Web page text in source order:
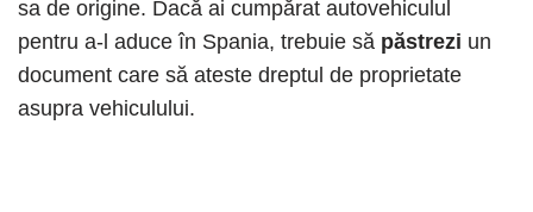
sa de origine. Dacă ai cumpărat autovehiculul
pentru a-l aduce în Spania, trebuie să păstrezi un
document care să ateste dreptul de proprietate
asupra vehiculului.